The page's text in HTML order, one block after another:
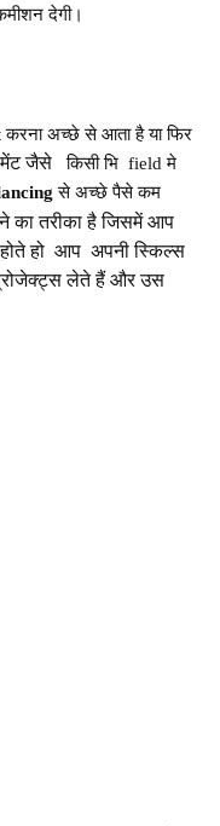
देगी।
करना अच्छे से आता हैया फिर
जैसे
किसी भि field मे
से अच्छे पैसे कम
का तरीका है जिसमें आप
होते हो आप अपनी स्किल्स
लेते हैं और उस